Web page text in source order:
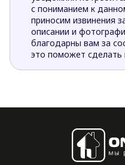
с пониманием к
приносим извинения
описании и
благодарны вам за
это поможет сделать